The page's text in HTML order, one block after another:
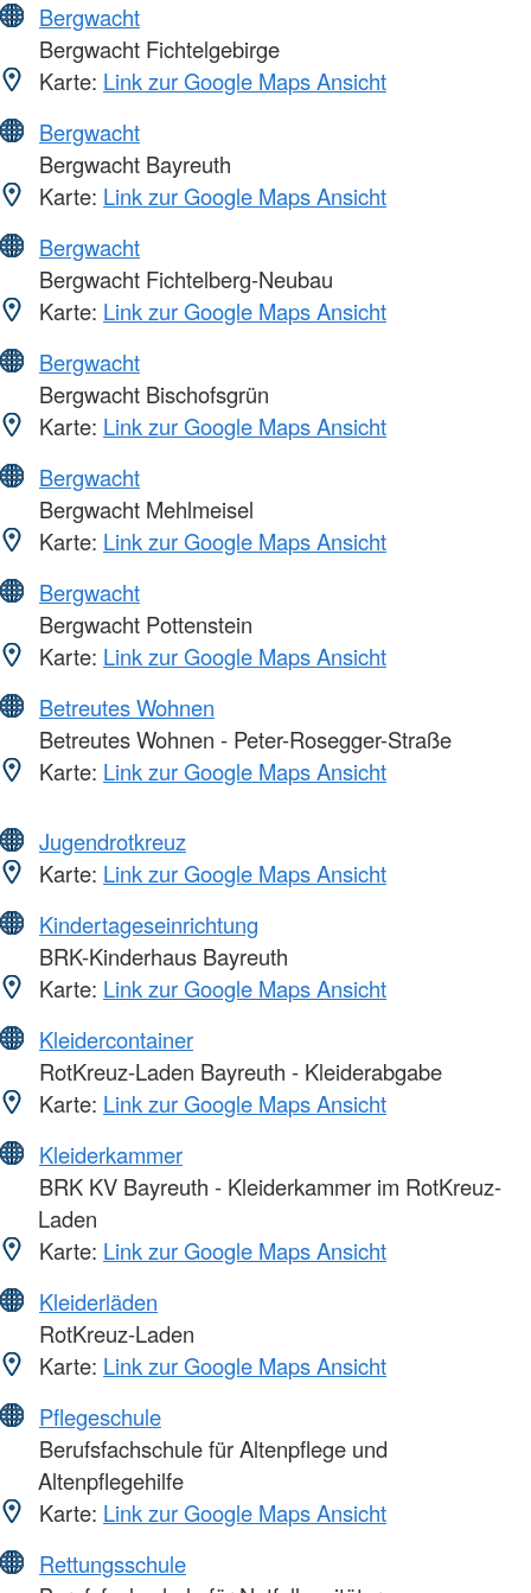
Bergwacht
Bergwacht Fichtelgebirge
Karte: Link zur Google Maps Ansicht
Bergwacht
Bergwacht Bayreuth
Karte: Link zur Google Maps Ansicht
Bergwacht
Bergwacht Fichtelberg-Neubau
Karte: Link zur Google Maps Ansicht
Bergwacht
Bergwacht Bischofsgrün
Karte: Link zur Google Maps Ansicht
Bergwacht
Bergwacht Mehlmeisel
Karte: Link zur Google Maps Ansicht
Bergwacht
Bergwacht Pottenstein
Karte: Link zur Google Maps Ansicht
Betreutes Wohnen
Betreutes Wohnen - Peter-Rosegger-Straße
Karte: Link zur Google Maps Ansicht
Jugendrotkreuz
Karte: Link zur Google Maps Ansicht
Kindertageseinrichtung
BRK-Kinderhaus Bayreuth
Karte: Link zur Google Maps Ansicht
Kleidercontainer
RotKreuz-Laden Bayreuth - Kleiderabgabe
Karte: Link zur Google Maps Ansicht
Kleiderkammer
BRK KV Bayreuth - Kleiderkammer im RotKreuz-
Laden
Karte: Link zur Google Maps Ansicht
Kleiderläden
RotKreuz-Laden
Karte: Link zur Google Maps Ansicht
Pflegeschule
Berufsfachschule für Altenpflege und
Altenpflegehilfe
Karte: Link zur Google Maps Ansicht
Rettungsschule